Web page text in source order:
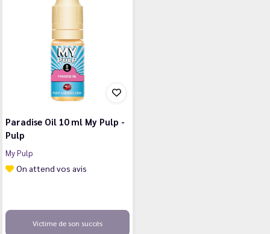
Paradise Oil 10 ml My Pulp -
Pulp
My Pulp
On attend vos avis
Victime de son succès